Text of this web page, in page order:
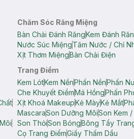
Chăm Sóc Răng Miệng
Bàn Chải Đánh RăngKem Đánh
Nước Súc MiệngTăm Nước / Chỉ
Xịt Thơm MiệngBàn Chải Điện
Trang Điểm
Kem LótKem NềnPhấn NềnPhấn
Che Khuyết ĐiểmMá HồngPhấn
Xịt Khoá MakeupKẻ MàyKẻ Mắt
MascaraSon Dưỡng MôiSon Kem
Son ThỏiSon BóngBông Tẩy
Cọ Trang ĐiểmGiấy Thấm Dầu